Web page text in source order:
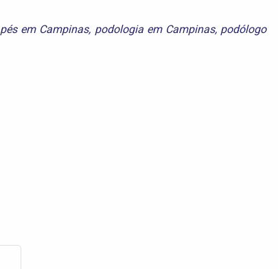
pés em Campinas, podologia em Campinas, podólogo